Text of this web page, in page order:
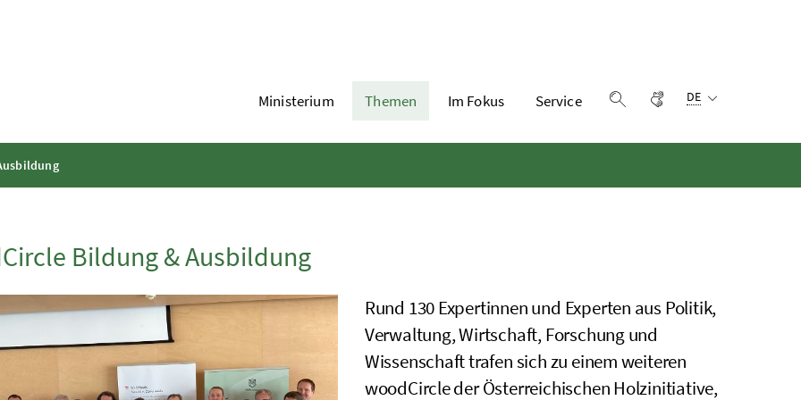
Ministerium Themen Im Fokus
Service
Gebärdensprache
DE
Bildung & Ausbildung
Rund 130 Expertinnen und Experten aus Politik,
Verwaltung, Wirtschaft, Forschung und
Wissenschaft trafen sich zu einem weiteren
woodCircle der Österreichischen Holzinitiative,